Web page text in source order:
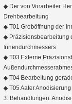
◆ Der von Vorarbeiter
Drehbearbeitung
◆ T01 Groböffnung der
◆ Präzisionsbearbeitung
Innendurchmessers
◆ T03 Externe
◆ T04 Bearbeitung
◆ T05 Aater
3. Behandlungen: